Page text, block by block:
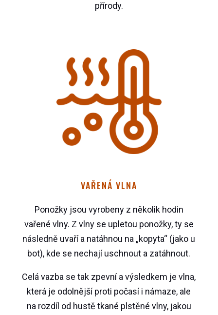
přírody.
VAŘENÁ VLNA
Ponožky jsou vyrobeny z několik hodin
vařené vlny. Z vlny se upletou ponožky, ty se
následně uvaří a natáhnou na „kopyta“ (jako u
bot), kde se nechají uschnout a zatáhnout.
Celá vazba se tak zpevní a výsledkem je vlna,
která je odolnější proti počasí i námaze, ale
na rozdíl od hustě tkané plstěné vlny, jakou